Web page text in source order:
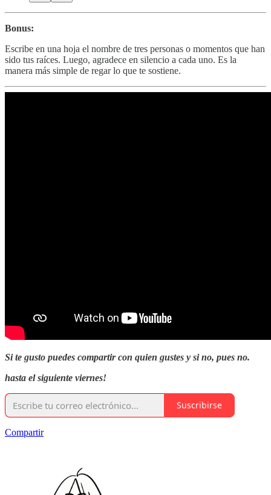
Bonus:
Escribe en una hoja el nombre de tres personas o momentos que han
sido tus raíces. Luego, agradece en silencio a cada uno. Es la
manera más simple de regar lo que te sostiene.
Si te gusto puedes compartir con quien gustes y si no, pues no.
hasta el siguiente viernes!
Suscribirse
Compartir